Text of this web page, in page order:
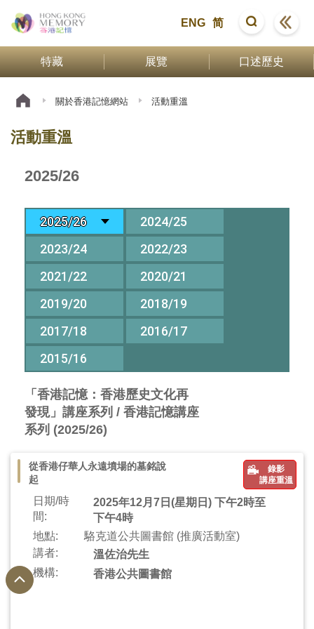
ENG 简
特藏 展覽 口述歷史
關於香港記憶網站 活動重溫
活動重溫
2025/26
2025/26
2024/25
2023/24
2022/23
2021/22
2020/21
2019/20
2018/19
2017/18
2016/17
2015/16
「香港記憶：香港歷史文化再
發現」講座系列 / 香港記憶講座
系列 (2025/26)
從香港仔華人永遠墳場的墓銘說
起
錄影
講座重溫
日期/時
間:
2025年12月7日(星期日) 下午2時至
下午4時
地點:
駱克道公共圖書館 (推廣活動室)
講者:
溫佐治先生
機構:
香港公共圖書館